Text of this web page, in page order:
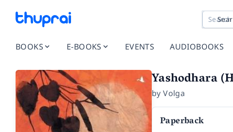
BOOKS E-BOOKS EVENTS AUDIOBOOKS
Yashodhara
byVolga
Paperback